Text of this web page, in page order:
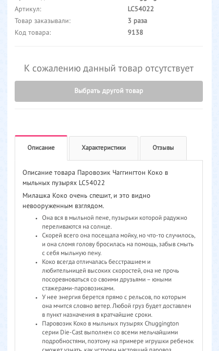
Артикул:
LC54022
Товар заказывали:
3 раза
Код товара:
9138
К сожалению данный товар отсутствует
Выбрать другой товар
Описание Характеристики Отзывы
Описание товара Паровозик Чаггингтон Коко в
мыльных пузырях LC54022
Милашка Коко очень спешит, и это видно
невооруженным взглядом.
Она вся в мыльной пене, пузырьки которой радужно
переливаются на солнце.
Скорей всего она посещала мойку, но что-то случилось,
и она сломя голову бросилась на помощь, забыв смыть
с себя мыльную пену.
Коко всегда отличалась бесстрашием и
любительницей высоких скоростей, она не прочь
посоревноваться со своими друзьями – юными
стажерами-паровозиками.
У нее энергия берется прямо с рельсов, по которым
она мчится словно ветер. Любой груз будет доставлен
в пункт назначения в кратчайшие сроки.
Паровозик Коко в мыльных пузырях Chuggington
серии Die-Cast выполнен со всеми мельчайшими
подробностями, поэтому на примере игрушки ребенок